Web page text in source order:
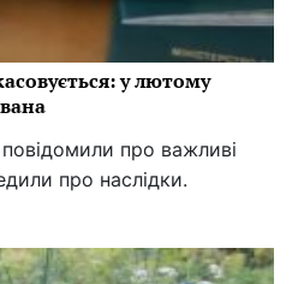
у лютому
про важливі
про наслідки.